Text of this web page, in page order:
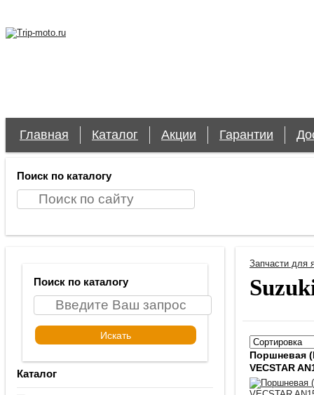
Главная Каталог Акции Гарантии
Поиск по каталогу
Поиск по каталогу
Каталог
Запчасти для
Поршневая
VECSTAR